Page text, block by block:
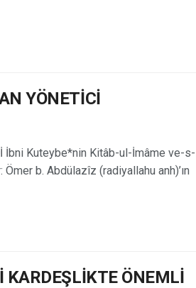
YÖNETİCİ
İbni Kuteybe*nin Kitâb-ul-İmâme ve-s-
b. Abdülazîz (radiyallahu anh)’ın
ÖNEMLİ